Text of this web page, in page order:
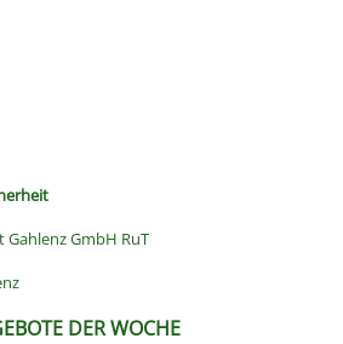
Gahlenz GmbH RuT
DER WOCHE